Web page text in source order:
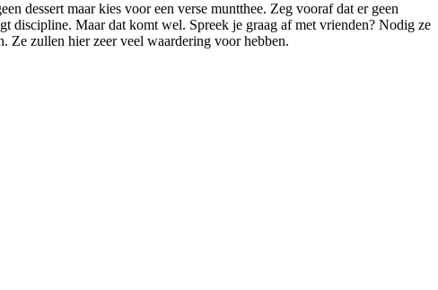
dessert maar kies voor een verse muntthee. Zeg vooraf dat er geen
discipline. Maar dat komt wel. Spreek je graag af met vrienden? Nodig ze
Ze zullen hier zeer veel waardering voor hebben.